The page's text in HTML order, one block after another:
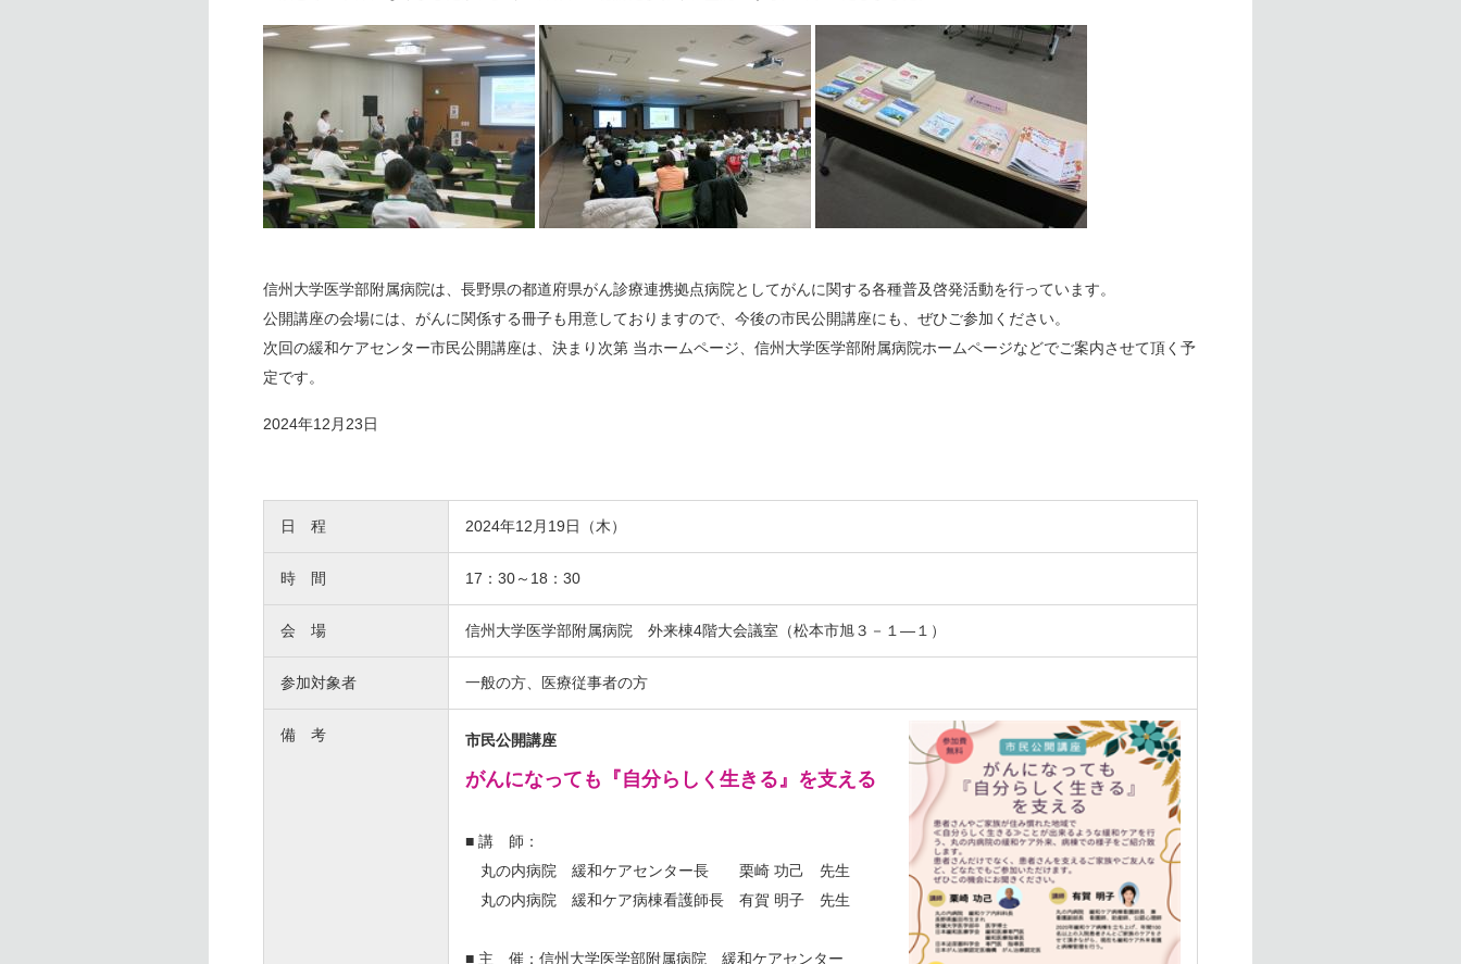
信州大学医学部附属病院は、長野県の都道府県がん診療連携拠点病院としてがんに関する各種普及啓発活動を行っています。
公開講座の会場には、がんに関係する冊子も用意しておりますので、今後の市民公開講座にも、ぜひご参加ください。
次回の緩和ケアセンター市民公開講座は、決まり次第 当ホームページ、信州大学医学部附属病院ホームページなどでご案内させて頂く予
定です。
2024年12月23日
日 程 2024年12月19日（木）
時 間 17：30～18：30
会 場 信州大学医学部附属病院 外来棟4階大会議室（松本市旭３－１―１）
参加対象者 一般の方、医療従事者の方
備 考 市民公開講座
がんになっても『自分らしく生きる』を支える
■ 講 師：
丸の内病院 緩和ケアセンター長 栗崎 功己 先生
丸の内病院 緩和ケア病棟看護師長 有賀 明子 先生
■ 主 催：信州大学医学部附属病院 緩和ケアセンター